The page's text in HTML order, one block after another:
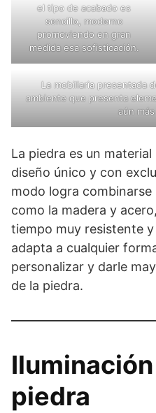
el tipo de acabado es
sencillo, moderno
promoviendo en gran
medida esa sofisticación.
La mobiliaria presentada
ambiente que presenta
aún
La piedra es un
diseño único y con
modo logra
como la madera y
tiempo muy resistente
adapta a cualquier
personalizar y darle
de la piedra.
piedra